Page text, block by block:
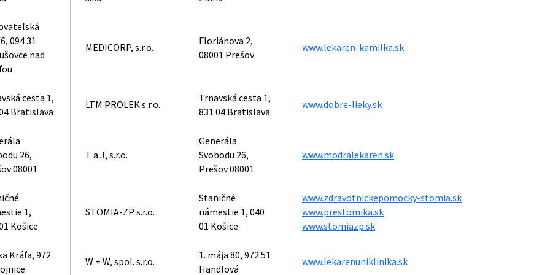
094 31
nad
MEDICORP, s.r.o.
Floriánova 2,
08001 Prešov
www.lekaren-kamilka.sk
cesta 1,
Bratislava
LTM PROLEK s.r.o.
Trnavská cesta 1,
831 04 Bratislava
www.dobre-lieky.sk
26,
08001
T a J, s.r.o.
Generála
Svobodu 26,
Prešov 08001
www.modralekaren.sk
1,
Košice
STOMIA-ZP s.r.o.
Staničné
námestie 1, 040
01 Košice
www.zdravotnickepomocky-stomia.sk
www.prestomika.sk
www.stomiazp.sk
Kráľa, 972
W + W, spol. s.r.o.
1. mája 80, 972 51
Handlová
www.lekarenuniklinika.sk